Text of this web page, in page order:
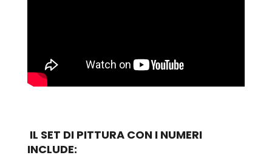
IL SET DI PITTURA CON I NUMERI
INCLUDE: